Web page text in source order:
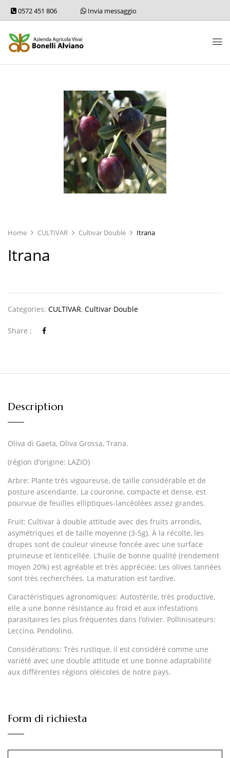
0572 451 806 Invia messaggio
Home CULTIVAR Cultivar Double Itrana
Itrana
Categories: CULTIVAR, Cultivar Double
Share :
Description
Oliva di Gaeta, Oliva Grossa, Trana.
(région d’origine: LAZIO)
Arbre: Plante très vigoureuse, de taille considérable et de
posture ascendante. La couronne, compacte et dense, est
pourvue de feuilles elliptiques-lancéolées assez grandes.
Fruit: Cultivar à double attitude avec des fruits arrondis,
asymétriques et de taille moyenne (3-5g). À la récolte, les
drupes sont de couleur vineuse foncée avec une surface
pruineuse et lenticellée. L’huile de bonne qualité (rendement
moyen 20%) est agréable et très appréciée; Les olives tannées
sont très recherchées. La maturation est tardive.
Caractéristiques agronomiques: Autostérile, très productive,
elle a une bonne résistance au froid et aux infestations
parasitaires les plus fréquentes dans l’olivier. Pollinisateurs:
Leccino, Pendolino.
Considérations: Très rustique, il est considéré comme une
variété avec une double attitude et une bonne adaptabilité
aux différentes régions oléicoles de notre pays.
Form di richiesta